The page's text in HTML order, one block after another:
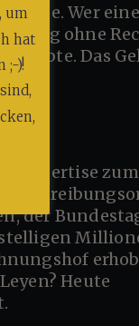
Wer
ohne
Das
der
Heute
um
hat
;-)!